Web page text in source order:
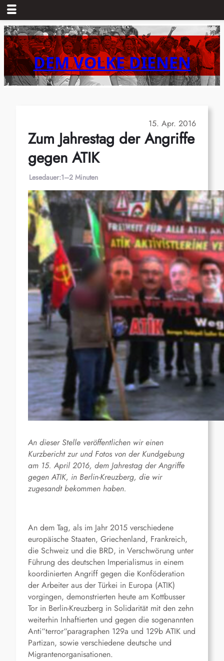
Zum
Inhalt
springenDEM VOLKE DIENEN
15. Apr. 2016
Zum Jahrestag der Angriffe
gegen ATIK
Lesedauer:1–2 Minuten
An dieser Stelle veröffentlichen wir einen
Kurzbericht zur und Fotos von der Kundgebung
am 15. April 2016, dem Jahrestag der Angriffe
gegen ATIK, in Berlin-Kreuzberg, die wir
zugesandt bekommen haben.
An dem Tag, als im Jahr 2015 verschiedene
europäische Staaten, Griechenland, Frankreich,
die Schweiz und die BRD, in Verschwörung unter
Führung des deutschen Imperialismus in einem
koordinierten Angriff gegen die Konföderation
der Arbeiter aus der Türkei in Europa (ATIK)
vorgingen, demonstrierten heute am Kottbusser
Tor in Berlin-Kreuzberg in Solidarität mit den zehn
weiterhin Inhaftierten und gegen die sogenannten
Anti“terror“paragraphen 129a und 129b ATIK und
Partizan, sowie verschiedene deutsche und
Migrantenorganisationen.